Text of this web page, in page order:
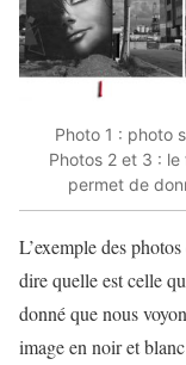
Photo 1 : photo
Photos 2 et 3 :
permet de
L’exemple des
dire quelle est celle
donné que nous
image en noir et